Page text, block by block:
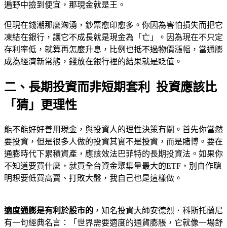
遍野中撿到便宜，那現金就是王。
但現在錢潮那麼洶湧，鈔票愈印愈多。你因為害怕損失而把它
凍結在銀行，讓它不成長就是現金為「亡」。因為現在不只定
存利率低，就算再怎麼升息，比例也抵不過物價漲幅，當通膨
成為經濟新常態，錢放在銀行裡的結果就是貶值。
二、長期投資而非短期套利 投資應該比
「猜」更理性
能不能好好善用現金，與投資人的理性決策有關。首先你當然
要投資，但是很多人做的投資其實不是投資，而是賭博。要在
通膨時代下累積資產，應該效法巴菲特的長期投資法。如果你
不知道要買什麼，就買全台資金聚集量最大的ETF，別自作聰
明想要低買高賣、打敗大盤，我自己也是這樣做。
適度通膨是有利於股市的 ，知名投資大師安德烈．科斯托蘭尼
有一句經典名言：「世界需要適度的通貨膨脹，它就像一場舒